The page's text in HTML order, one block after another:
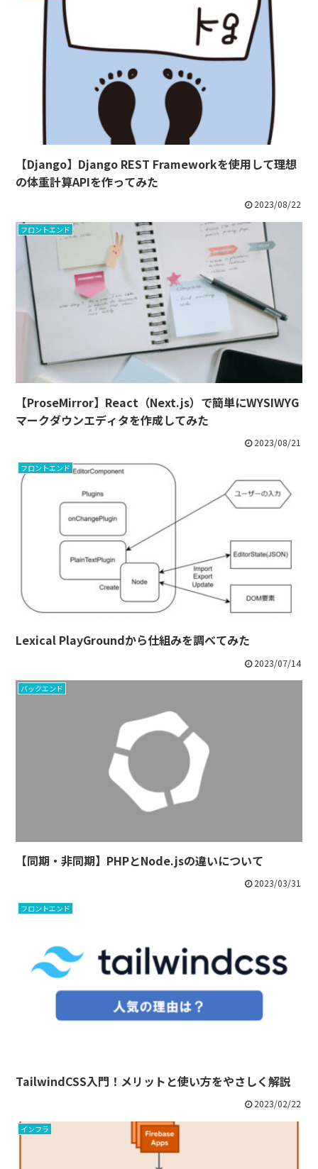
【Django】Django REST Frameworkを使用して理想
の体重計算APIを作ってみた
2023/08/22
フロントエンド
【ProseMirror】React（Next.js）で簡単にWYSIWYG
マークダウンエディタを作成してみた
2023/08/21
フロントエンド
Lexical PlayGroundから仕組みを調べてみた
2023/07/14
バックエンド
【同期・非同期】PHPとNode.jsの違いについて
2023/03/31
フロントエンド
TailwindCSS入門！メリットと使い方をやさしく解説
2023/02/22
インフラ